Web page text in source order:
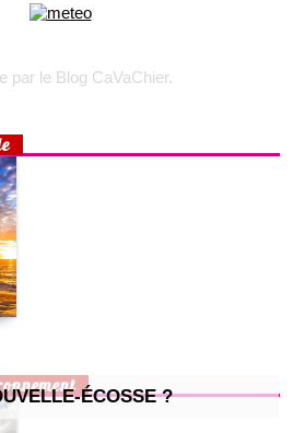
numérique
recruter une équipe locale ?
ou arthrite ?
bébé
son bébé
d’enfant pour 2 enfants
recettes simples et efficaces
!
de son chat quand il attend des petits
par le Blog CaVaChier.
ÉCOSSE ?